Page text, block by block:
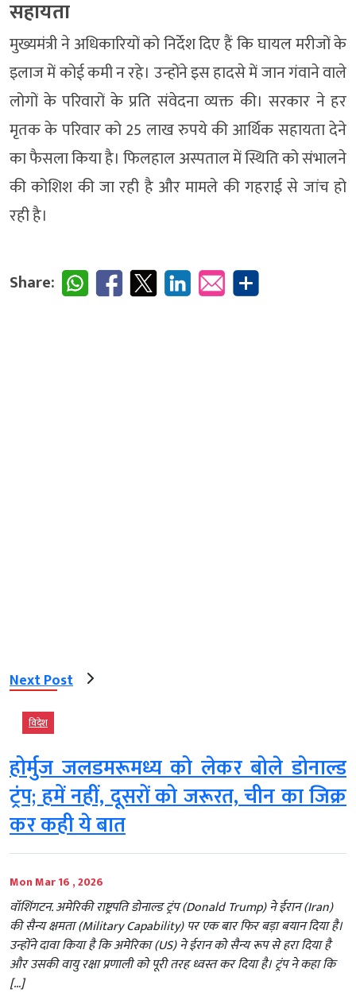
सहायता
मुख्यमंत्री ने अधिकारियों को निर्देश दिए हैं कि घायल मरीजों के
इलाज में कोई कमी न रहे। उन्होंने इस हादसे में जान गंवाने वाले
लोगों के परिवारों के प्रति संवेदना व्यक्त की। सरकार ने हर
मृतक के परिवार को 25 लाख रुपये की आर्थिक सहायता देने
का फैसला किया है। फिलहाल अस्पताल में स्थिति को संभालने
की कोशिश की जा रही है और मामले की गहराई से जांच हो
रही है।
Share:
Next Post
विदेश
होर्मुज जलडमरूमध्य को लेकर बोले डोनाल्ड
ट्रंप; हमें नहीं, दूसरों को जरूरत, चीन का जिक्र
कर कही ये बात
Mon Mar 16 , 2026
वॉशिंगटन. अमेरिकी राष्ट्रपति डोनाल्ड ट्रंप (Donald Trump) ने ईरान (Iran)
की सैन्य क्षमता (Military Capability) पर एक बार फिर बड़ा बयान दिया है।
उन्होंने दावा किया है कि अमेरिका (US) ने ईरान को सैन्य रूप से हरा दिया है
और उसकी वायु रक्षा प्रणाली को पूरी तरह ध्वस्त कर दिया है। ट्रंप ने कहा कि
[…]